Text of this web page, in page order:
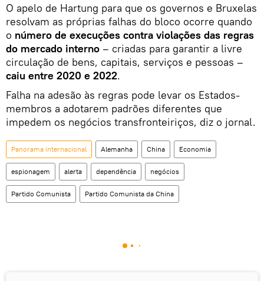
O apelo de Hartung para que os governos e Bruxelas
resolvam as próprias falhas do bloco ocorre quando
o número de execuções contra violações das regras
do mercado interno – criadas para garantir a livre
circulação de bens, capitais, serviços e pessoas –
caiu entre 2020 e 2022.
Falha na adesão às regras pode levar os Estados-
membros a adotarem padrões diferentes que
impedem os negócios transfronteiriços, diz o jornal.
Panorama internacional Alemanha China Economia
espionagem alerta dependência negócios
Partido Comunista Partido Comunista da China